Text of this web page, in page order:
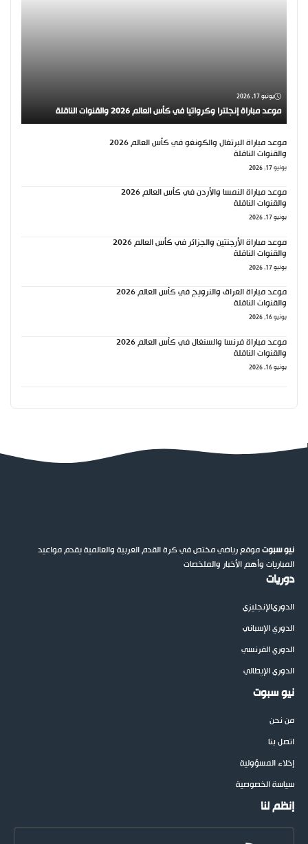
يونيو 17, 2026
موعد مباراة إنجلترا وكرواتيا في كأس العالم 2026 والقنوات الناقلة
موعد مباراة البرتغال والكونغو في كأس العالم 2026
والقنوات الناقلة
يونيو 17, 2026
موعد مباراة النمسا والأردن في كأس العالم 2026
والقنوات الناقلة
يونيو 17, 2026
موعد مباراة الأرجنتين والجزائر في كأس العالم 2026
والقنوات الناقلة
يونيو 17, 2026
موعد مباراة العراق والنرويج في كأس العالم 2026
والقنوات الناقلة
يونيو 16, 2026
موعد مباراة فرنسا والسنغال في كأس العالم 2026
والقنوات الناقلة
يونيو 16, 2026
نيو سبوتموقع رياضي مختص في كرة القدم العربية والعالمية يقدم مواعيد
المباريات وأهم الأخبار والملخصات
دوريات
الدوريالإنجليزي
الدوري الإسباني
الدوري الفرنسي
الدوري الإيطالي
نيو سبوت
من نحن
اتصل بنا
إخلاء المسؤولية
سياسة الخصوصية
إنظم لنا